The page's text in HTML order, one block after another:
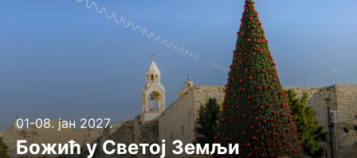
01-08. јан 2027.
Божић у Светој Земљи